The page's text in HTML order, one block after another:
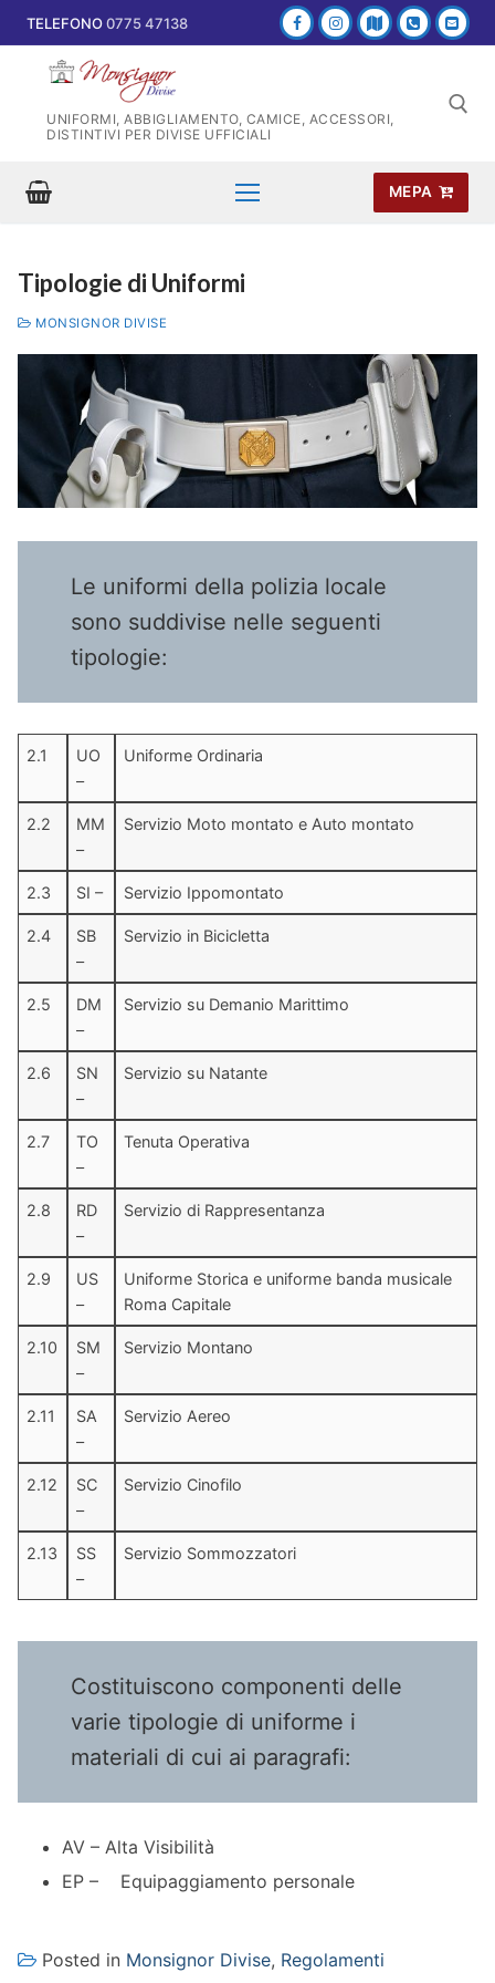
al
contenuto
TELEFONO0775 47138
UNIFORMI, ABBIGLIAMENTO, CAMICE, ACCESSORI,
DISTINTIVI PER DIVISE UFFICIALI
MEPA
Tipologie di Uniformi
MONSIGNOR DIVISE
Le uniformi della polizia locale
sono suddivise nelle seguenti
tipologie:
2.1
UO
–
Uniforme Ordinaria
2.2
MM
–
Servizio Moto montato e Auto montato
2.3 SI – Servizio Ippomontato
2.4
SB
–
Servizio in Bicicletta
2.5
DM
–
Servizio su Demanio Marittimo
2.6
SN
–
Servizio su Natante
2.7
TO
–
Tenuta Operativa
2.8
RD
–
Servizio di Rappresentanza
2.9
US
–
Uniforme Storica e uniforme banda musicale
Roma Capitale
2.10
SM
–
Servizio Montano
2.11
SA
–
Servizio Aereo
2.12
SC
–
Servizio Cinofilo
2.13
SS
–
Servizio Sommozzatori
Costituiscono componenti delle
varie tipologie di uniforme i
materiali di cui ai paragrafi:
AV – Alta Visibilità
EP – Equipaggiamento personale
Posted in Monsignor Divise, Regolamenti